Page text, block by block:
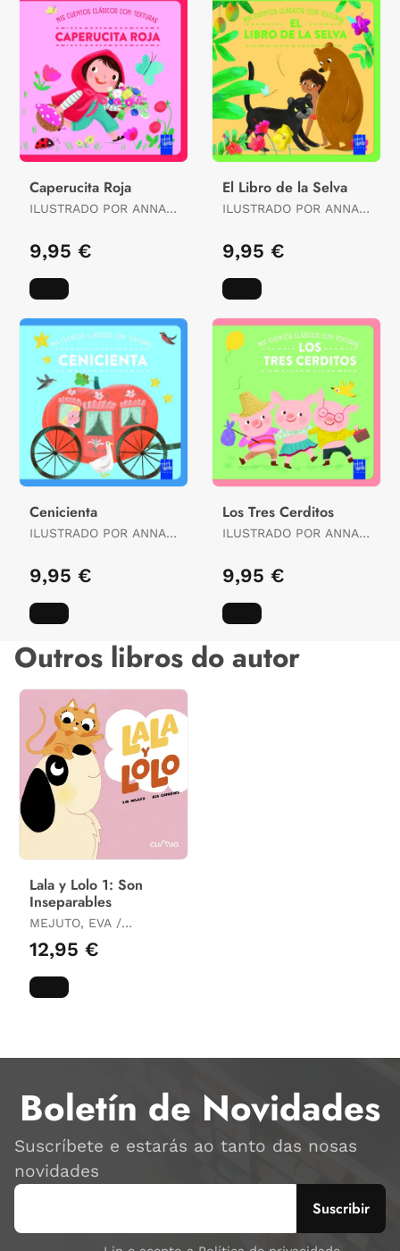
Caperucita Roja
ILUSTRADO POR ANNA
9,95 €
El Libro de la Selva
ILUSTRADO POR ANNA
9,95 €
Cenicienta
ILUSTRADO POR ANNA
9,95 €
Los Tres Cerditos
ILUSTRADO POR ANNA
9,95 €
Outros libros do autor
Lala y Lolo 1: Son
Inseparables
MEJUTO, EVA /
12,95 €
Boletín de Novidades
Suscríbete e estarás ao tanto das nosas
novidades